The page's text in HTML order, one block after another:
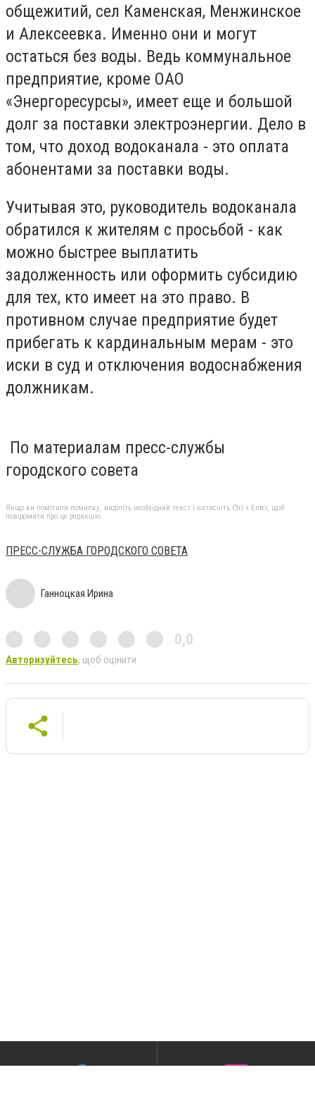
общежитий, сел Каменская, Менжинское
и Алексеевка. Именно они и могут
остаться без воды. Ведь коммунальное
предприятие, кроме ОАО
«Энергоресурсы», имеет еще и большой
долг за поставки электроэнергии. Дело в
том, что доход водоканала - это оплата
абонентами за поставки воды.
Учитывая это, руководитель водоканала
обратился к жителям с просьбой - как
можно быстрее выплатить
задолженность или оформить субсидию
для тех, кто имеет на это право. В
противном случае предприятие будет
прибегать к кардинальным мерам - это
иски в суд и отключения водоснабжения
должникам.
По материалам пресс-службы
городского совета
Якщо ви помітили помилку, виділіть необхідний текст і натисніть Ctrl + Enter, щоб
повідомити про це редакцію
ПРЕСС-СЛУЖБА ГОРОДСКОГО СОВЕТА
Ганноцкая Ирина
0,0
Авторизуйтесь, щоб оцінити